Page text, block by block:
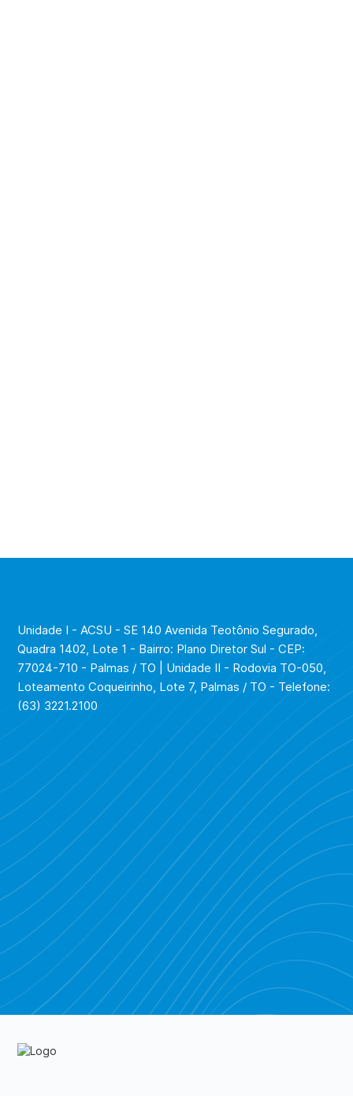
Unidade I - ACSU - SE 140 Avenida Teotônio Segurado,
Quadra 1402, Lote 1 - Bairro: Plano Diretor Sul - CEP:
77024-710 - Palmas / TO | Unidade II - Rodovia TO-050,
Loteamento Coqueirinho, Lote 7, Palmas / TO - Telefone:
(63) 3221.2100
Piratebay